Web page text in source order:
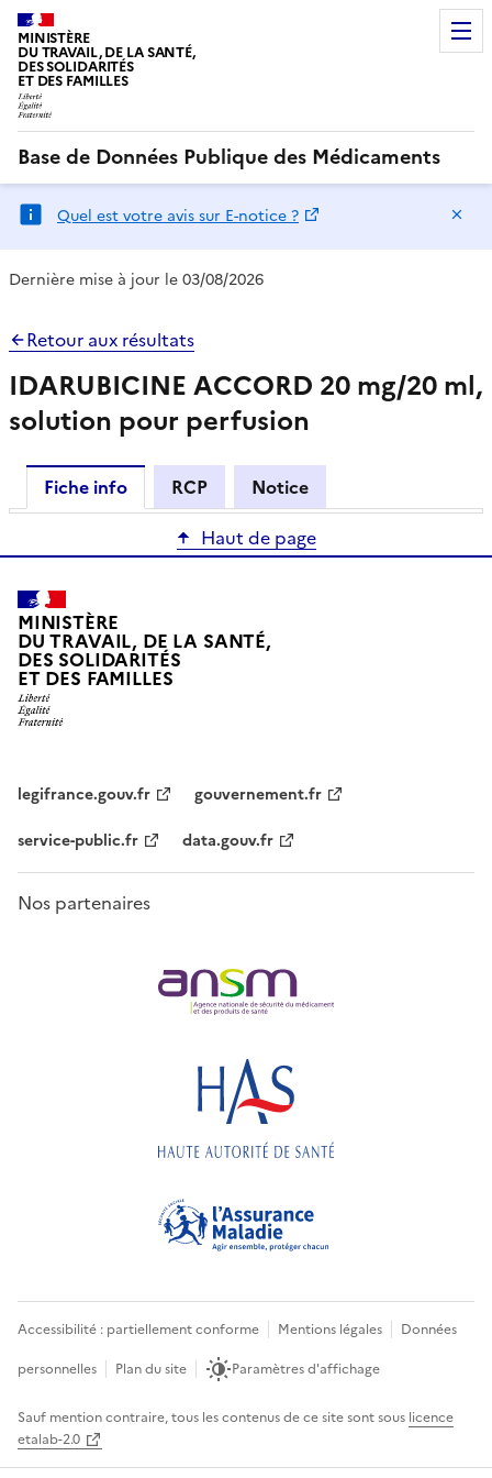
MINISTÈRE
DU TRAVAIL, DE LA SANTÉ,
DES SOLIDARITÉS
ET DES FAMILLES
Base de Données Publique des Médicaments
Quel est votre avis sur E-notice ?
Dernière mise à jour le 03/08/2026
Retour aux résultats
IDARUBICINE ACCORD 20 mg/20 ml,
solution pour perfusion
Fiche info RCP
Notice
Haut de page
MINISTÈRE
DU TRAVAIL, DE LA SANTÉ,
DES SOLIDARITÉS
ET DES FAMILLES
legifrance.gouv.fr
gouvernement.fr
service-public.fr
data.gouv.fr
Nos partenaires
Accessibilité : partiellement conforme Mentions légales
Données
personnelles
Plan du site Paramètres d'affichage
Sauf mention contraire, tous les contenus de ce site sont sous licence
etalab-2.0